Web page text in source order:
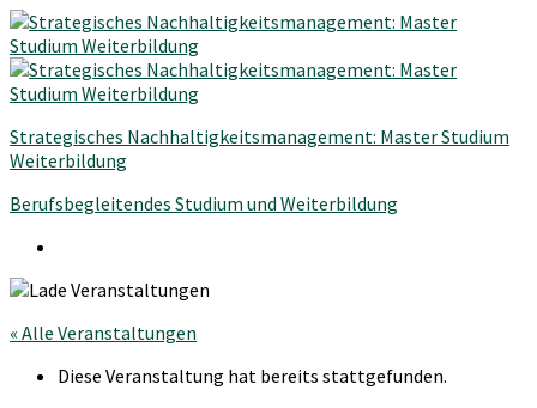
Strategisches Nachhaltigkeitsmanagement: Master Studium
Weiterbildung
Berufsbegleitendes Studium und Weiterbildung
« Alle Veranstaltungen
Diese Veranstaltung hat bereits stattgefunden.